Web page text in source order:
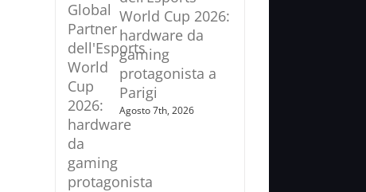
World Cup 2026:
hardware da
gaming
protagonista a
Parigi
Agosto 7th, 2026